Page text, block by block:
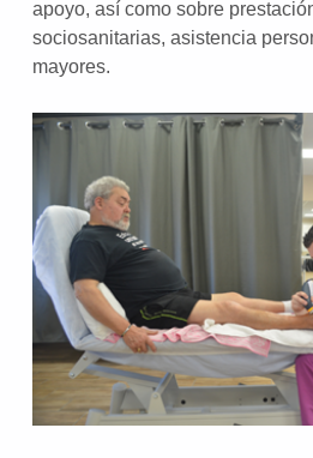
apoyo, así como sobre
sociosanitarias, asistencia
mayores.